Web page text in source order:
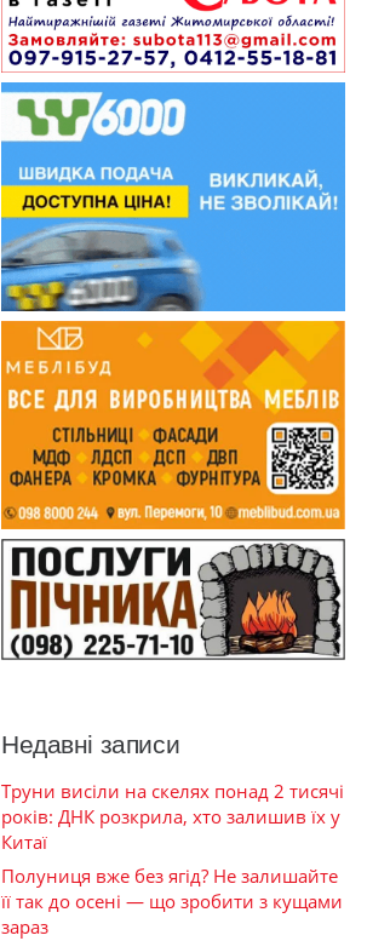
Недавні записи
Труни висіли на скелях понад 2 тисячі
років: ДНК розкрила, хто залишив їх у
Китаї
Полуниця вже без ягід? Не залишайте
її так до осені — що зробити з кущами
зараз